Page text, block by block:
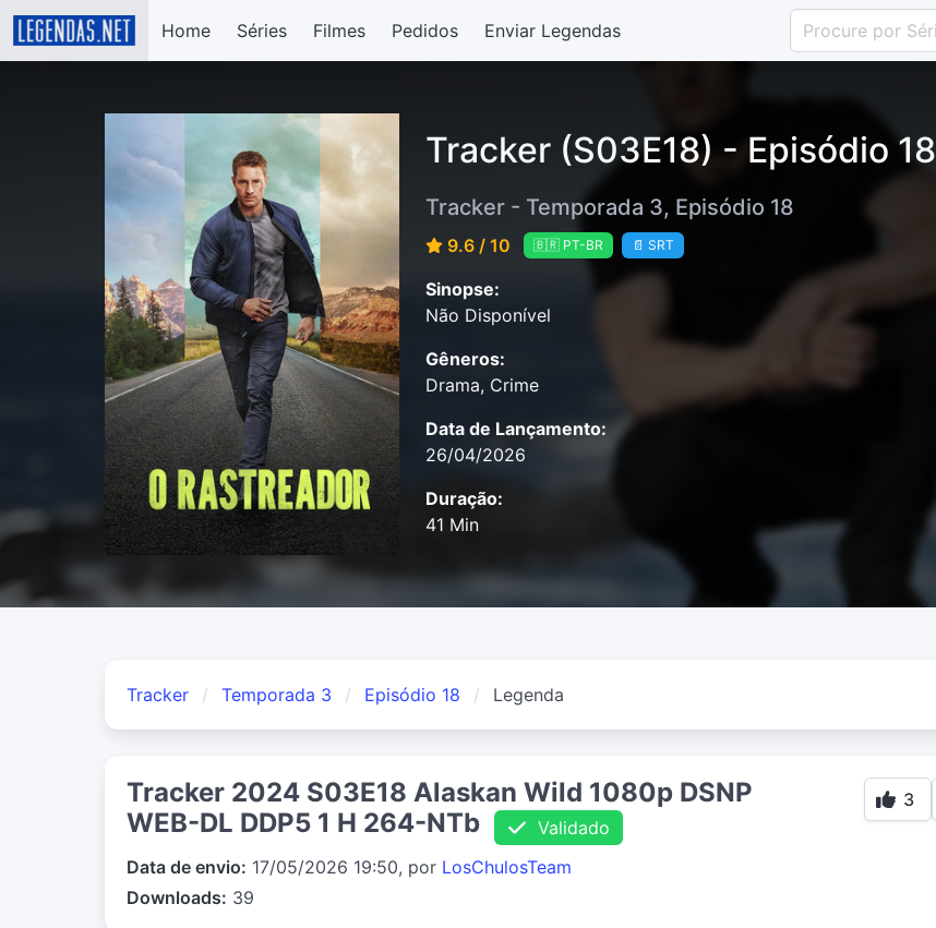
Home Séries Filmes Pedidos Enviar Legendas
Tracker (S03E18) - Episódio 18
Tracker - Temporada 3, Episódio 18
9.6 / 10 🇧🇷 PT-BR 📄 SRT
Sinopse:
Não Disponível
Gêneros:
Drama, Crime
Data de Lançamento:
26/04/2026
Duração:
41 Min
Tracker Temporada 3 Episódio 18 Legenda
Tracker 2024 S03E18 Alaskan Wild 1080p DSNP
WEB-DL DDP5 1 H 264-NTb
Validado
Data de envio: 17/05/2026 19:50, por LosChulosTeam
Downloads: 39
3